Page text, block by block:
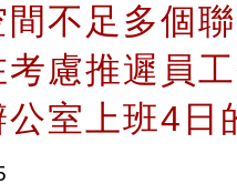
不足多個
慮推遲員
公室上班4